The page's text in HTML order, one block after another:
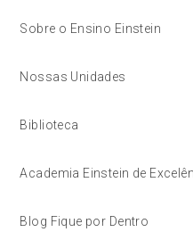
Sobre o Ensino Einstein
Nossas Unidades
Biblioteca
Academia Einstein de
Blog Fique por Dentro